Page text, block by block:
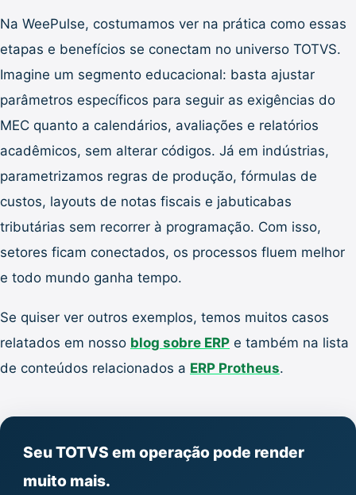
Na WeePulse, costumamos ver na prática como essas
etapas e benefícios se conectam no universo TOTVS.
Imagine um segmento educacional: basta ajustar
parâmetros específicos para seguir as exigências do
MEC quanto a calendários, avaliações e relatórios
acadêmicos, sem alterar códigos. Já em indústrias,
parametrizamos regras de produção, fórmulas de
custos, layouts de notas fiscais e jabuticabas
tributárias sem recorrer à programação. Com isso,
setores ficam conectados, os processos fluem melhor
e todo mundo ganha tempo.
Se quiser ver outros exemplos, temos muitos casos
relatados em nosso blog sobre ERP e também na lista
de conteúdos relacionados a ERP Protheus.
Seu TOTVS em operação pode render
muito mais.